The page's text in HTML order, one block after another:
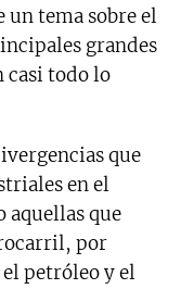
un tema sobre el
grandes
casi todo lo
que
en el
aquellas que
por
petróleo y el